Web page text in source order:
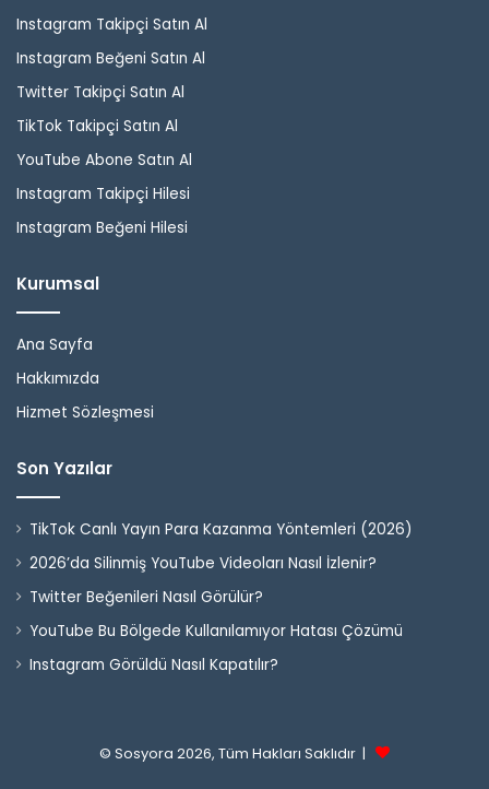
Instagram Takipçi Satın Al
Instagram Beğeni Satın Al
Twitter Takipçi Satın Al
TikTok Takipçi Satın Al
YouTube Abone Satın Al
Instagram Takipçi Hilesi
Instagram Beğeni Hilesi
Kurumsal
Ana Sayfa
Hakkımızda
Hizmet Sözleşmesi
Son Yazılar
TikTok Canlı Yayın Para Kazanma Yöntemleri (2026)
2026’da Silinmiş YouTube Videoları Nasıl İzlenir?
Twitter Beğenileri Nasıl Görülür?
YouTube Bu Bölgede Kullanılamıyor Hatası Çözümü
Instagram Görüldü Nasıl Kapatılır?
© Sosyora 2026, Tüm Hakları Saklıdır |